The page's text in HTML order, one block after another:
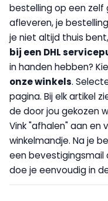
bestelling op een zelf
afleveren, je
je niet altijd thuis
bij een DHL
in handen hebben?
onze winkels.
pagina. Bij elk artikel
de door jou gekozen
Vink "afhalen" aan en
winkelmandje. Na je
een bevestigingsmail
doe je eenvoudig in